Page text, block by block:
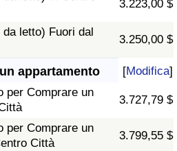
3.223,00 $
letto) Fuori dal
3.250,00 $
appartamento [Modifica]
per Comprare un
3.727,79 $
per Comprare un
Città
3.799,55 $
(Corrente)